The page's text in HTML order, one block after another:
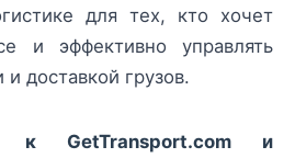
для тех, кто хочет
и эффективно управлять
доставкой грузов.
к GetTransport.com и